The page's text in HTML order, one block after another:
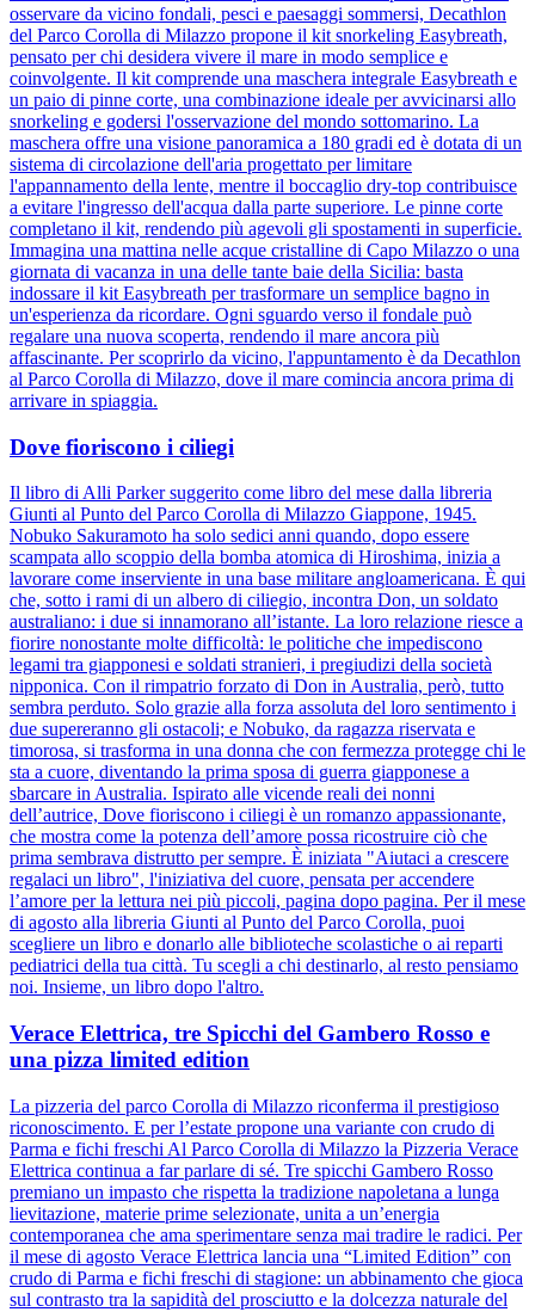
osservare da vicino fondali, pesci e paesaggi sommersi, Decathlon
del Parco Corolla di Milazzo propone il kit snorkeling Easybreath,
pensato per chi desidera vivere il mare in modo semplice e
coinvolgente. Il kit comprende una maschera integrale Easybreath e
un paio di pinne corte, una combinazione ideale per avvicinarsi allo
snorkeling e godersi l'osservazione del mondo sottomarino. La
maschera offre una visione panoramica a 180 gradi ed è dotata di un
sistema di circolazione dell'aria progettato per limitare
l'appannamento della lente, mentre il boccaglio dry-top contribuisce
a evitare l'ingresso dell'acqua dalla parte superiore. Le pinne corte
completano il kit, rendendo più agevoli gli spostamenti in superficie.
Immagina una mattina nelle acque cristalline di Capo Milazzo o una
giornata di vacanza in una delle tante baie della Sicilia: basta
indossare il kit Easybreath per trasformare un semplice bagno in
un'esperienza da ricordare. Ogni sguardo verso il fondale può
regalare una nuova scoperta, rendendo il mare ancora più
affascinante. Per scoprirlo da vicino, l'appuntamento è da Decathlon
al Parco Corolla di Milazzo, dove il mare comincia ancora prima di
arrivare in spiaggia.
Dove fioriscono i ciliegi
Il libro di Alli Parker suggerito come libro del mese dalla libreria
Giunti al Punto del Parco Corolla di Milazzo Giappone, 1945.
Nobuko Sakuramoto ha solo sedici anni quando, dopo essere
scampata allo scoppio della bomba atomica di Hiroshima, inizia a
lavorare come inserviente in una base militare angloamericana. È qui
che, sotto i rami di un albero di ciliegio, incontra Don, un soldato
australiano: i due si innamorano all’istante. La loro relazione riesce a
fiorire nonostante molte difficoltà: le politiche che impediscono
legami tra giapponesi e soldati stranieri, i pregiudizi della società
nipponica. Con il rimpatrio forzato di Don in Australia, però, tutto
sembra perduto. Solo grazie alla forza assoluta del loro sentimento i
due supereranno gli ostacoli; e Nobuko, da ragazza riservata e
timorosa, si trasforma in una donna che con fermezza protegge chi le
sta a cuore, diventando la prima sposa di guerra giapponese a
sbarcare in Australia. Ispirato alle vicende reali dei nonni
dell’autrice, Dove fioriscono i ciliegi è un romanzo appassionante,
che mostra come la potenza dell’amore possa ricostruire ciò che
prima sembrava distrutto per sempre. È iniziata "Aiutaci a crescere
regalaci un libro", l'iniziativa del cuore, pensata per accendere
l’amore per la lettura nei più piccoli, pagina dopo pagina. Per il mese
di agosto alla libreria Giunti al Punto del Parco Corolla, puoi
scegliere un libro e donarlo alle biblioteche scolastiche o ai reparti
pediatrici della tua città. Tu scegli a chi destinarlo, al resto pensiamo
noi. Insieme, un libro dopo l'altro.
Verace Elettrica, tre Spicchi del Gambero Rosso e
una pizza limited edition
La pizzeria del parco Corolla di Milazzo riconferma il prestigioso
riconoscimento. E per l’estate propone una variante con crudo di
Parma e fichi freschi Al Parco Corolla di Milazzo la Pizzeria Verace
Elettrica continua a far parlare di sé. Tre spicchi Gambero Rosso
premiano un impasto che rispetta la tradizione napoletana a lunga
lievitazione, materie prime selezionate, unita a un’energia
contemporanea che ama sperimentare senza mai tradire le radici. Per
il mese di agosto Verace Elettrica lancia una “Limited Edition” con
crudo di Parma e fichi freschi di stagione: un abbinamento che gioca
sul contrasto tra la sapidità del prosciutto e la dolcezza naturale del